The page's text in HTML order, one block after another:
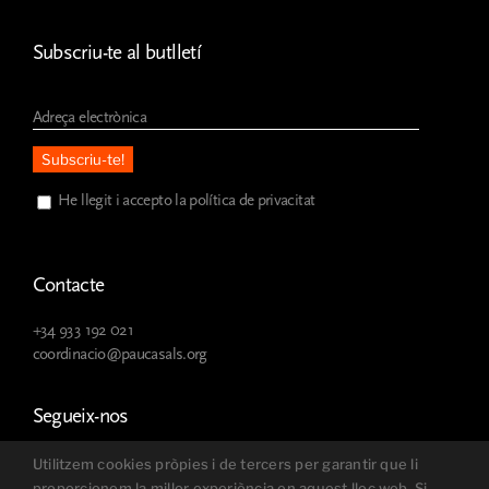
Subscriu-te al butlletí
He llegit i accepto la política de privacitat
Contacte
+34 933 192 021
coordinacio@paucasals.org
Segueix-nos
Utilitzem cookies pròpies i de tercers per garantir que li